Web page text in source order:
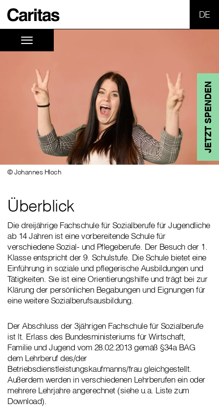
JETZT SPENDEN
Überblick
© Johannes Hloch
Die dreijährige Fachschule für Sozialberufe für Jugendliche
ab 14 Jahren ist eine vorbereitende Schule für
verschiedene Sozial- und Pflegeberufe. Der Besuch der 1.
Klasse entspricht der 9. Schulstufe. Die Schule bietet eine
Einführung in soziale und pflegerische Ausbildungen und
Tätigkeiten. Sie ist eine Orientierungshilfe und trägt bei zur
Klärung der persönlichen Begabungen und Eignungen für
eine weitere Sozialberufsausbildung.
Der Abschluss der 3jährigen Fachschule für Sozialberufe
ist lt. Erlass des Bundesministeriums für Wirtschaft,
Familie und Jugend vom 28.02.2013 gemäß §34a BAG
dem Lehrberuf des/der
Betriebsdienstleistungskaufmanns/frau gleichgestellt.
Außerdem werden in verschiedenen Lehrberufen ein oder
mehrere Lehrjahre angerechnet (siehe u.a. Liste zum
Download).